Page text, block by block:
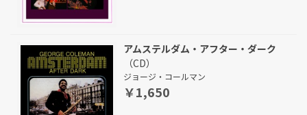
アムステルダム・アフター・ダーク
（CD）
ジョージ・コールマン
￥1,650